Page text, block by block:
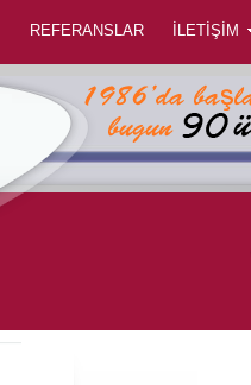
REFERANSLAR İLETİŞİM